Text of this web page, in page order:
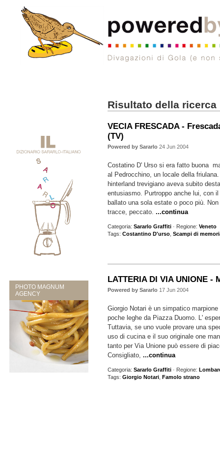
PHOTO MAGNUM
AGENCY
Risultato della ricerca
VECIA FRESCADA -
(TV)
Powered by Sararlo 24 Jun 2004
Costatino D' Urso si era fatto buona
al Pedrocchino, un locale della
hinterland trevigiano aveva subito
entusiasmo. Purtroppo anche lui, con
ballato una sola estate o poco più.
tracce, peccato....continua
Categoria:Sararlo Graffiti · Regione:Veneto
Tags:Costantino D'urso ,Scampi di
LATTERIA DI VIA UNIONE -
Powered by Sararlo 17 Jun 2004
Giorgio Notari è un simpatico
poche leghe da Piazza Duomo. L'
Tuttavia, se uno vuole provare una
uso di cucina e il suo originale one
tanto per Via Unione può essere di
Consigliato,...continua
Categoria:Sararlo Graffiti · Regione:
Tags:Giorgio Notari, Famolo strano